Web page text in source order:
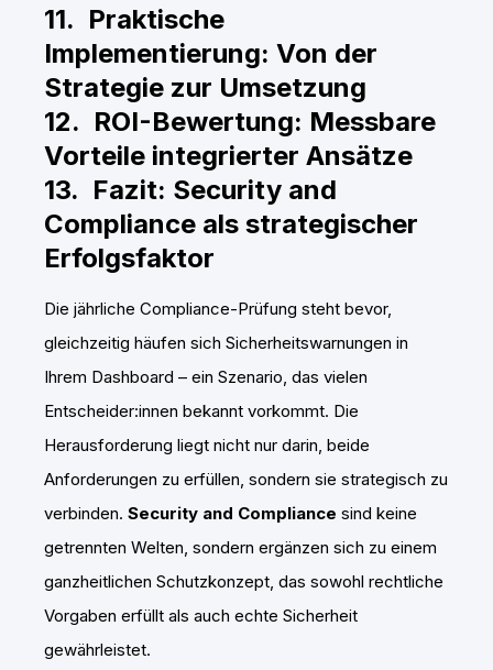
11. Praktische
Implementierung: Von der
Strategie zur Umsetzung
12. ROI-Bewertung: Messbare
Vorteile integrierter Ansätze
13. Fazit: Security and
Compliance als strategischer
Erfolgsfaktor
Die jährliche Compliance-Prüfung steht bevor,
gleichzeitig häufen sich Sicherheitswarnungen in
Ihrem Dashboard – ein Szenario, das vielen
Entscheider:innen bekannt vorkommt. Die
Herausforderung liegt nicht nur darin, beide
Anforderungen zu erfüllen, sondern sie strategisch zu
verbinden. Security and Compliance sind keine
getrennten Welten, sondern ergänzen sich zu einem
ganzheitlichen Schutzkonzept, das sowohl rechtliche
Vorgaben erfüllt als auch echte Sicherheit
gewährleistet.